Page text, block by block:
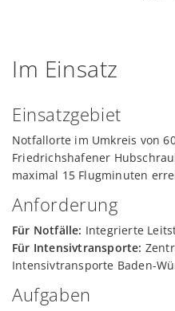
Im Einsatz
Einsatzgebiet
Notfallorte im Umkreis von
Friedrichshafener
maximal 15 Flugminuten
Anforderung
Für Notfälle: Integrierte
Für Intensivtransporte:
Intensivtransporte Baden-
Aufgaben